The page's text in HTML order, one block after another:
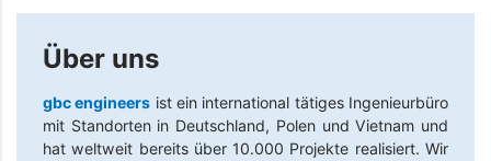
Über uns
gbc engineers ist ein international tätiges Ingenieurbüro
mit Standorten in Deutschland, Polen und Vietnam und
hat weltweit bereits über 10.000 Projekte realisiert. Wir